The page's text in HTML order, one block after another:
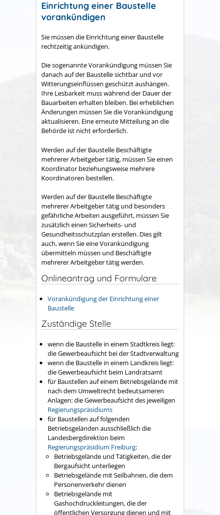
Einrichtung einer Baustelle
vorankündigen
Sie müssen die Einrichtung einer Baustelle
rechtzeitig ankündigen.
Die sogenannte Vorankündigung müssen Sie
danach auf der Baustelle sichtbar und vor
Witterungseinflüssen geschützt aushängen.
Ihre Lesbarkeit muss während der Dauer der
Bauarbeiten erhalten bleiben. Bei erheblichen
Änderungen müssen Sie die Vorankündigung
aktualisieren. Eine erneute Mitteilung an die
Behörde ist nicht erforderlich.
Werden auf der Baustelle Beschäftigte
mehrerer Arbeitgeber tätig, müssen Sie einen
Koordinator beziehungsweise mehrere
Koordinatoren bestellen.
Werden auf der Baustelle Beschäftigte
mehrerer Arbeitgeber tätig und besonders
gefährliche Arbeiten ausgeführt, müssen Sie
zusätzlich einen Sicherheits- und
Gesundheitsschutzplan erstellen. Dies gilt
auch, wenn Sie eine Vorankündigung
übermitteln müssen und Beschäftigte
mehrerer Arbeitgeber tätig werden.
Onlineantrag und Formulare
Vorankündigung der Einrichtung einer
Baustelle
Zuständige Stelle
wenn die Baustelle in einem Stadtkreis liegt:
die Gewerbeaufsicht bei der Stadtverwaltung
wenn die Baustelle in einem Landkreis liegt:
die Gewerbeaufsicht beim Landratsamt
für Baustellen auf einem Betriebsgelände mit
nach dem Umweltrecht bedeutsameren
Anlagen: die Gewerbeaufsicht des jeweiligen
Regierungspräsidiums
für Baustellen auf folgenden
Betriebsgeländen ausschließlich die
Landesbergdirektion beim
Regierungspräsidium Freiburg:
Betriebsgelände und Tätigkeiten, die der
Bergaufsicht unterliegen
Betriebsgelände mit Seilbahnen, die dem
Personenverkehr dienen
Betriebsgelände mit
Gashochdruckleitungen, die der
öffentlichen Versorgung dienen und mit